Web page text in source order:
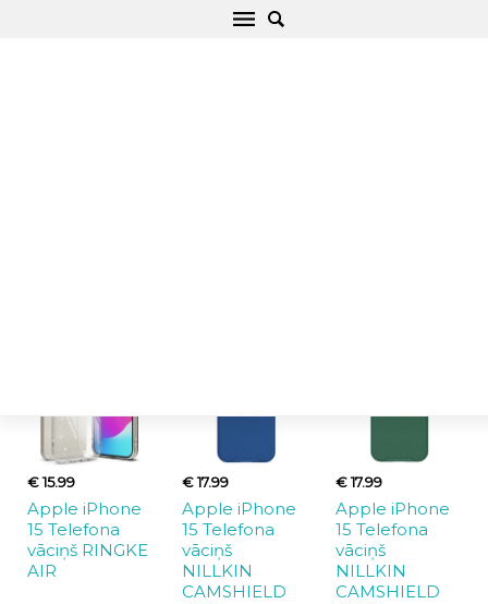
€ 15.99
Apple iPhone
15 Telefona
vāciņš RINGKE
AIR
€ 17.99
Apple iPhone
15 Telefona
vāciņš
NILLKIN
CAMSHIELD
€ 17.99
Apple iPhone
15 Telefona
vāciņš
NILLKIN
CAMSHIELD